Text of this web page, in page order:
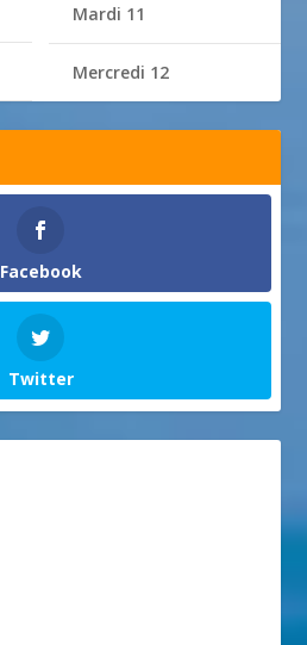
Mardi 11
Mercredi 12
Facebook
Twitter